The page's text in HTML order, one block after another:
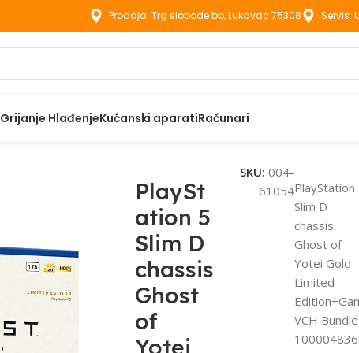
Prodaja: Trg slobode bb, Lukavac 75308 Servis:
Grijanje HlađenjeKućanski aparatiRačunari
PlaySt
ation 5
Slim D
chassis
Ghost
of
Yotei
SKU: 004-
61054PlayStation
Slim D
chassis
Ghost of
Yotei Gold
Limited
VCH Bundle